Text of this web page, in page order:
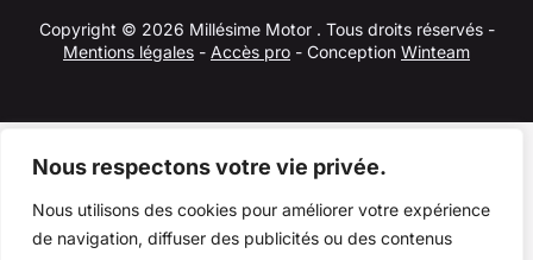
Nous respectons votre vie privée.
Nous utilisons des cookies pour améliorer votre expérience
de navigation, diffuser des publicités ou des contenus
Copyright © 2026 Millésime Motor . Tous droits réservés -
Mentions légales - Accès pro - Conception Winteam